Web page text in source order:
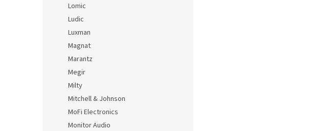
Lomic
Ludic
Luxman
Magnat
Marantz
Megir
Milty
Mitchell & Johnson
MoFi Electronics
Monitor Audio